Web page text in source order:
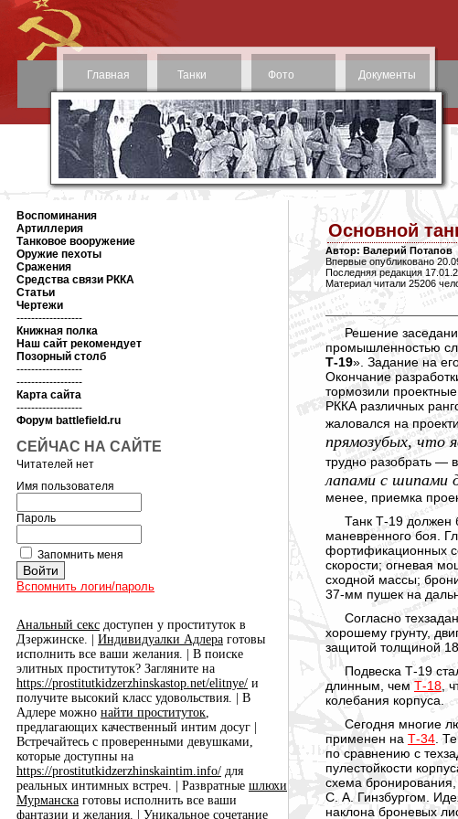
Главная Танки Фото Документы
Воспоминания
Артиллерия
Танковое вооружение
Оружие пехоты
Сражения
Средства связи РККА
Статьи
Чертежи
------------------
Книжная полка
Наш сайт рекомендует
Позорный столб
------------------
------------------
Карта сайта
------------------
Форум battlefield.ru
СЕЙЧАС НА САЙТЕ
Читателей нет
Имя пользователя
Пароль
Запомнить меня
Вспомнить логин/пароль
Анальный секс доступен у проституток в
Дзержинске. | Индивидуалки Адлера готовы
исполнить все ваши желания. | В поиске
элитных проституток? Загляните на
https://prostitutkidzerzhinskastop.net/elitnye/ и
получите высокий класс удовольствия. | В
Адлере можно найти проституток,
предлагающих качественный интим досуг |
Встречайтесь с проверенными девушками,
которые доступны на
https://prostitutkidzerzhinskaintim.info/ для
реальных интимных встреч. | Развратные шлюхи
Мурманска готовы исполнить все ваши
фантазии и желания. | Уникальное сочетание
Основной
Автор: Валерий Потапов
Впервые опубликовано
Последняя редакция
Материал читали 25206
Решение
промышленностью
Т-19». Задание на
Окончание
тормозили
РККА различных
жаловался на
прямозубых, что
трудно разобрать —
лапами с шипами
менее, приемка
Танк Т-19 должен
маневренного боя.
фортификационных
скорости; огневая
сходной массы;
37-мм пушек на
Согласно
хорошему грунту,
защитой толщиной
Подвеска Т-19
длинным, чем Т-18 ,
колебания корпуса.
Сегодня многие
применен на Т-34 .
по сравнению с
пулестойкости
схема
С. А. Гинзбургом.
наклона броневых